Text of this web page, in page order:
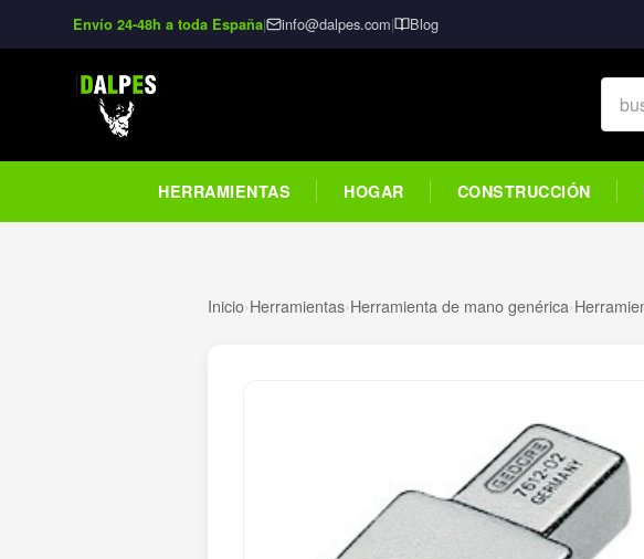
Envío 24-48h a toda España| info@dalpes.com| Blog
HERRAMIENTAS HOGAR CONSTRUCCIÓN
Inicio›Herramientas›Herramienta de mano genérica›